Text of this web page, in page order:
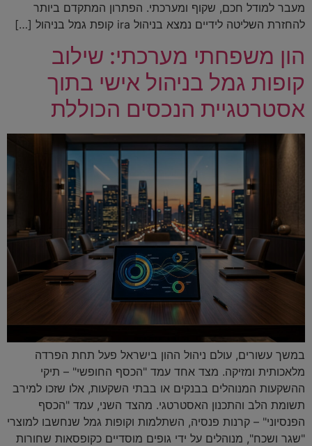
מעבר למודל חכם, שקוף ומערכתי. הפתרון המתקדם ביותר
להחזרת השליטה לידיים נמצא בניהול ira קופת גמל בניהול […]
הון משפחתי מערכתי: שילוב
קופות גמל בניהול אישי בתוך
אסטרטגיית הנכסים הכוללת
במשך עשורים, עולם ניהול ההון בישראל פעל תחת הפרדה
מלאכותית ומזיקה. מצד אחד עמד "הכסף החופשי" – תיקי
ההשקעות המנוהלים בבנקים או בבתי השקעות, אלו שזכו למירב
תשומת הלב והתכנון האסטרטגי. מהצד השני, עמד "הכסף
הפנסיוני" – קרנות פנסיה, השתלמות וקופות גמל שנחשבו למוצרי
"שגר ושכח", מנוהלים על ידי גופים מוסדיים כקופסאות שחורות